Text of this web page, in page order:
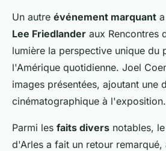
Un autre événement marquant
Lee Friedlander aux Rencontres
lumière la perspective unique du
l'Amérique quotidienne. Joel
images présentées, ajoutant une
cinématographique à l'exposition.
Parmi les faits divers notables, le
d'Arles a fait un retour remarqué,